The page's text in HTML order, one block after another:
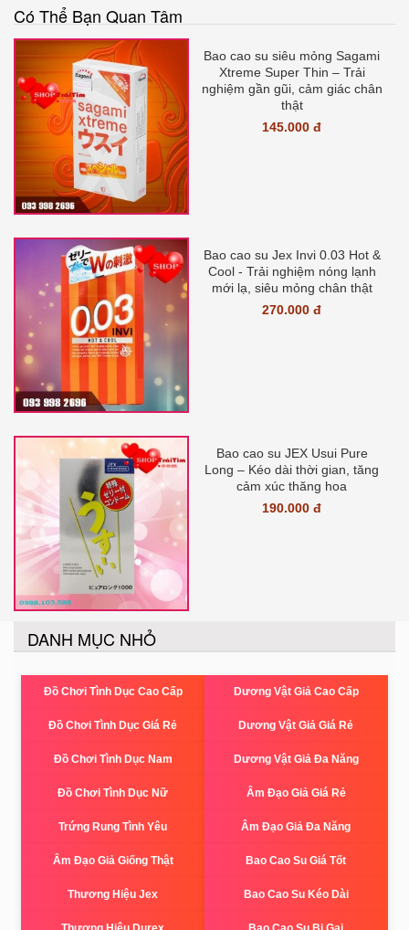
Có Thể Bạn Quan Tâm
Bao cao su siêu mỏng Sagami
Xtreme Super Thin – Trải
nghiệm gần gũi, cảm giác chân
thật
145.000 đ
Bao cao su Jex Invi 0.03 Hot &
Cool - Trải nghiệm nóng lạnh
mới lạ, siêu mỏng chân thật
270.000 đ
Bao cao su JEX Usui Pure
Long – Kéo dài thời gian, tăng
cảm xúc thăng hoa
190.000 đ
DANH MỤC NHỎ
Đồ Chơi Tình Dục Cao Cấp Dương Vật Giả Cao Cấp
Đồ Chơi Tình Dục Giá Rẻ Dương Vật Giả Giá Rẻ
Đồ Chơi Tình Dục Nam Dương Vật Giả Đa Năng
Đồ Chơi Tình Dục Nữ Âm Đạo Giả Giá Rẻ
Trứng Rung Tình Yêu Âm Đạo Giả Đa Năng
Âm Đạo Giả Giống Thật Bao Cao Su Giá Tốt
Thương Hiệu Jex Bao Cao Su Kéo Dài